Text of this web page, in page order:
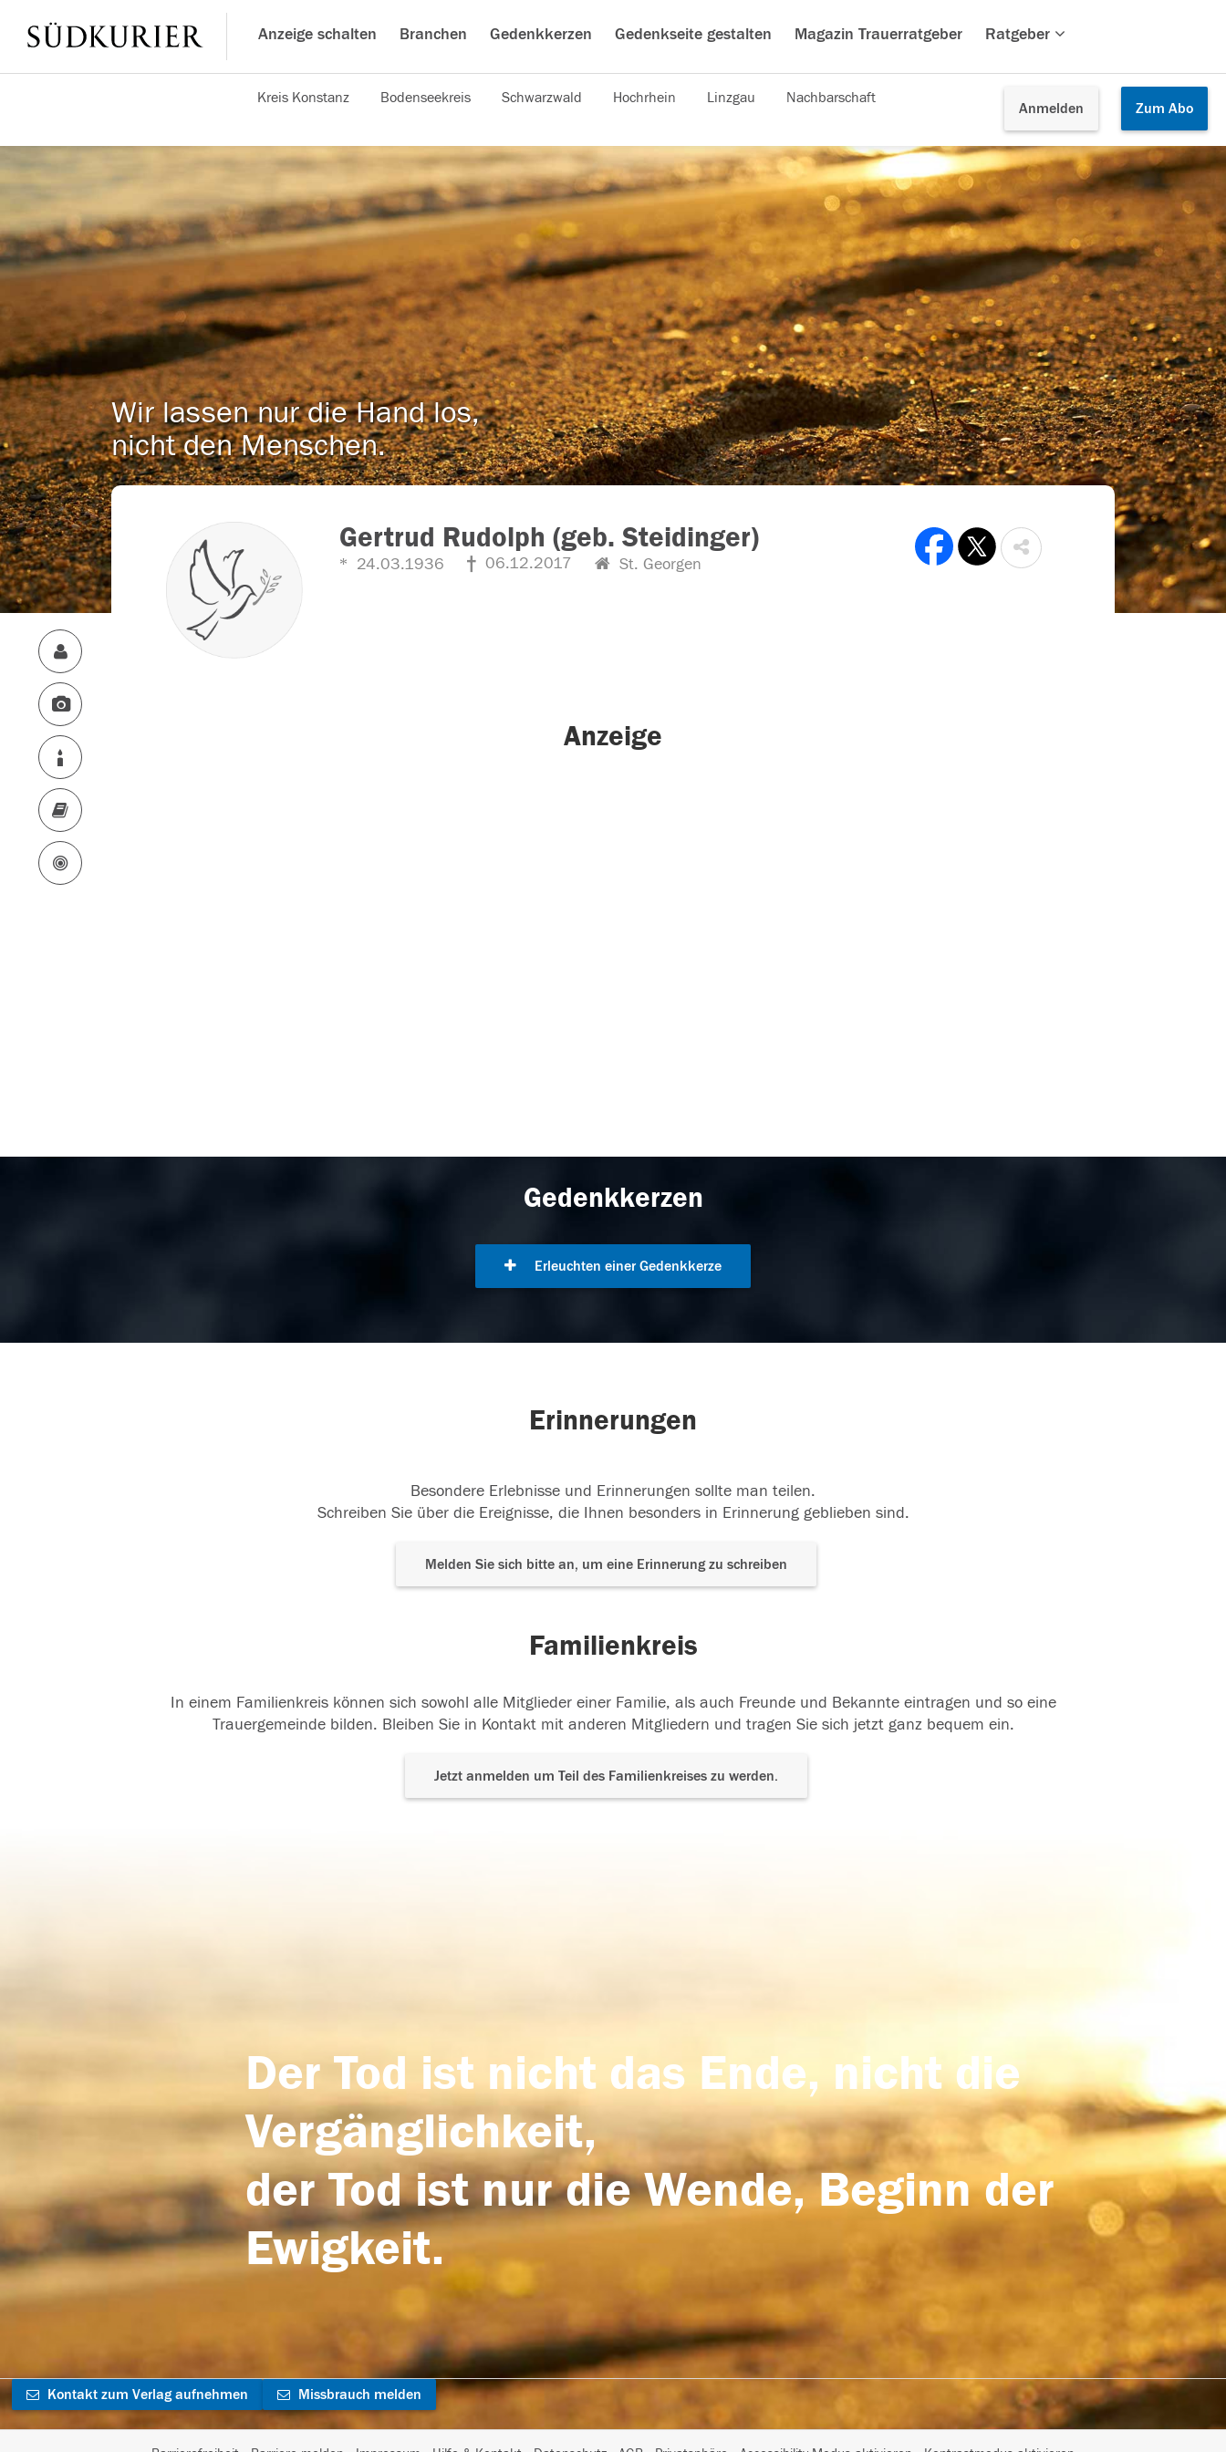
Anzeige schalten Branchen Gedenkkerzen Gedenkseite gestalten Magazin Trauerratgeber Ratgeber
Anmelden Zum Abo
Kreis Konstanz Bodenseekreis Schwarzwald Hochrhein Linzgau Nachbarschaft
Wir lassen nur die Hand los,
nicht den Menschen.
Gertrud Rudolph (geb. Steidinger)
24.03.1936 06.12.2017 St. Georgen
Anzeige
Gedenkkerzen
Erleuchten einer Gedenkkerze
Erinnerungen
Besondere Erlebnisse und Erinnerungen sollte man teilen.
Schreiben Sie über die Ereignisse, die Ihnen besonders in Erinnerung geblieben sind.
Melden Sie sich bitte an, um eine Erinnerung zu schreiben
Familienkreis
In einem Familienkreis können sich sowohl alle Mitglieder einer Familie, als auch Freunde und Bekannte eintragen und so eine
Trauergemeinde bilden. Bleiben Sie in Kontakt mit anderen Mitgliedern und tragen Sie sich jetzt ganz bequem ein.
Jetzt anmelden um Teil des Familienkreises zu werden.
Der Tod ist nicht das Ende, nicht die
Vergänglichkeit,
der Tod ist nur die Wende, Beginn der
Ewigkeit.
Kontakt zum Verlag aufnehmen Missbrauch melden